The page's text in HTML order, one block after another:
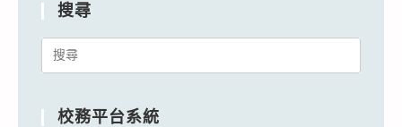
搜尋
Search
校務平台系統